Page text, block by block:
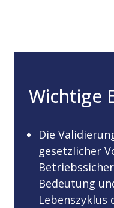
Wichtige
Die
gesetzlicher
Bedeutung
Lebenszyklus